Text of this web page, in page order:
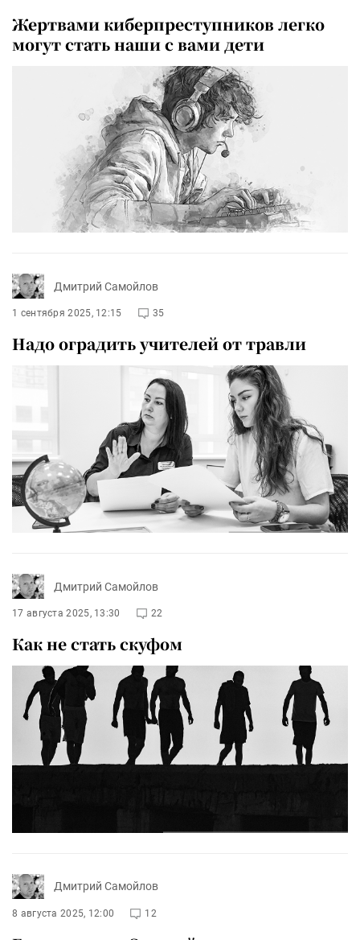
Жертвами киберпреступников легко
могут стать наши с вами дети
Дмитрий Самойлов
1 сентября 2025, 12:15 35
Надо оградить учителей от травли
Дмитрий Самойлов
17 августа 2025, 13:30 22
Как не стать скуфом
Дмитрий Самойлов
8 августа 2025, 12:00 12